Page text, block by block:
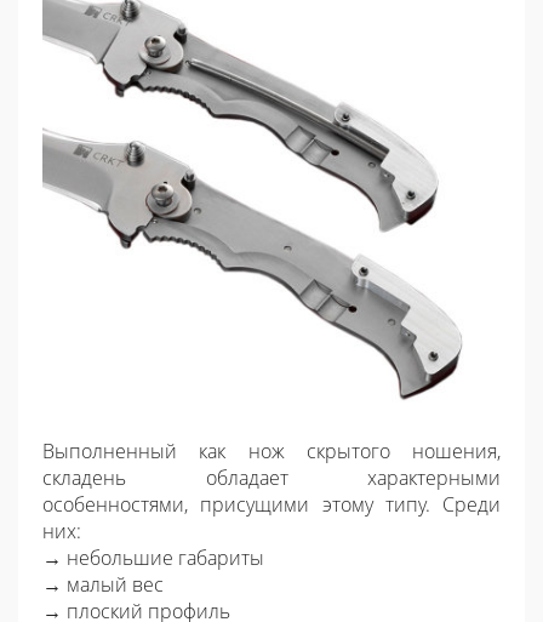
Выполненный как нож скрытого ношения,
складень обладает характерными
особенностями, присущими этому типу. Среди
них:
→ небольшие габариты
→ малый вес
→ плоский профиль